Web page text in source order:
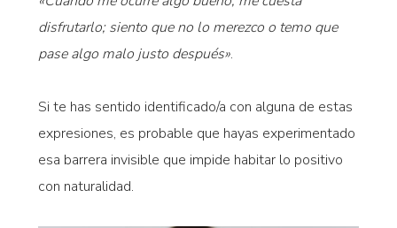
disfrutarlo; siento que no lo merezco o temo que
pase algo malo justo después».
Si te has sentido identificado/a con alguna de estas
expresiones, es probable que hayas experimentado
esa barrera invisible que impide habitar lo positivo
con naturalidad.